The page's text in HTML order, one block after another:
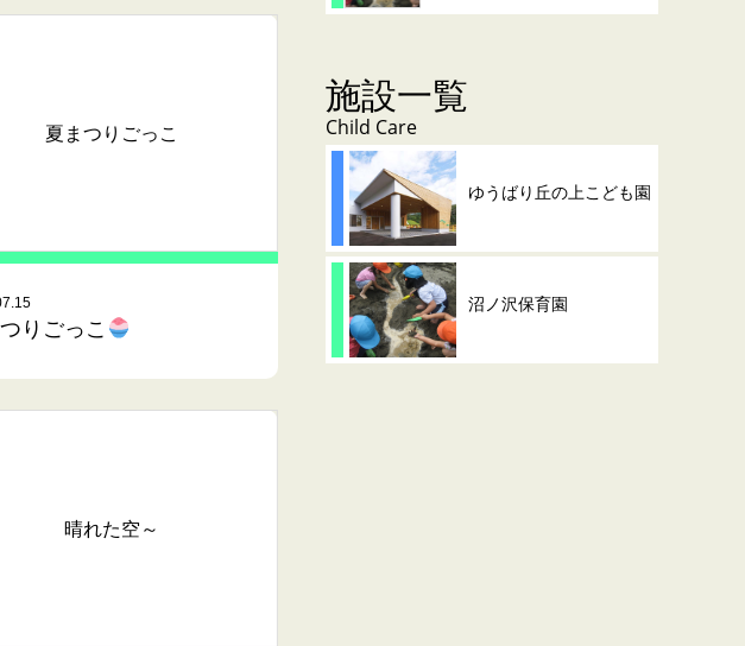
夏まつりごっこ
りごっこ
晴れた空～
施設一覧
Child Care
ゆうばり丘の上こども園
沼ノ沢保育園